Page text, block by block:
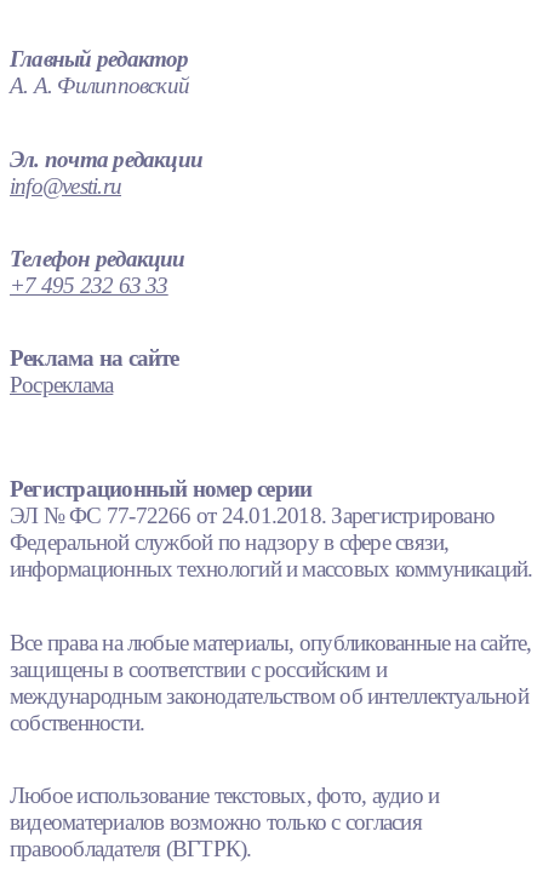
Главный редактор
А. А. Филипповский
Эл. почта редакции
info@vesti.ru
Телефон редакции
+7 495 232 63 33
Реклама на сайте
Росреклама
Регистрационный номер серии
ЭЛ № ФС 77-72266 от 24.01.2018. Зарегистрировано
Федеральной службой по надзору в сфере связи,
информационных технологий и массовых коммуникаций.
Все права на любые материалы, опубликованные на сайте,
защищены в соответствии с российским и
международным законодательством об интеллектуальной
собственности.
Любое использование текстовых, фото, аудио и
видеоматериалов возможно только с согласия
правообладателя (ВГТРК).